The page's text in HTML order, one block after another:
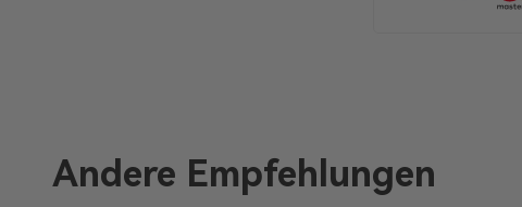
Andere Empfehlungen